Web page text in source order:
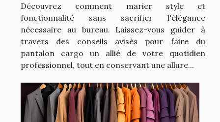
Découvrez comment marier style et
fonctionnalité sans sacrifier l'élégance
nécessaire au bureau. Laissez-vous guider à
travers des conseils avisés pour faire du
pantalon cargo un allié de votre quotidien
professionnel, tout en conservant une allure...